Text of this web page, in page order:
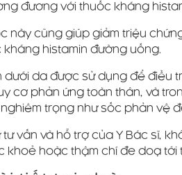
đương với thuốc kháng
này cũng giúp giảm triệu
histamin đường uống.
da được sử dụng để điều
cơ phản ứng toàn thân, và
trọng như sốc phản vệ
vấn và hỗ trợ của Y Bác sĩ,
hoặc thậm chí đe doạ tới